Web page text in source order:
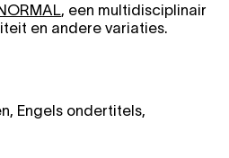
, een multidisciplinair
en andere variaties.
Engels ondertitels,